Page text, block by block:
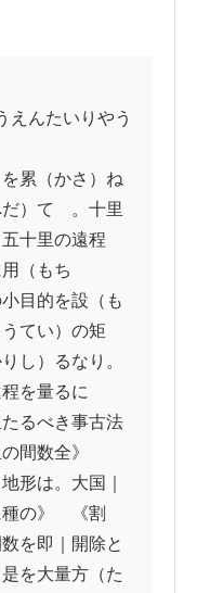
累（かさ）ね
）てゝ。十里
十里の遠程
（もち
目的を設（も
てい）の矩
し）るなり。
を量るに
るべき事古法
の間数全》
形は。大国｜
の》　《割
を即｜開除と
を大量方（た